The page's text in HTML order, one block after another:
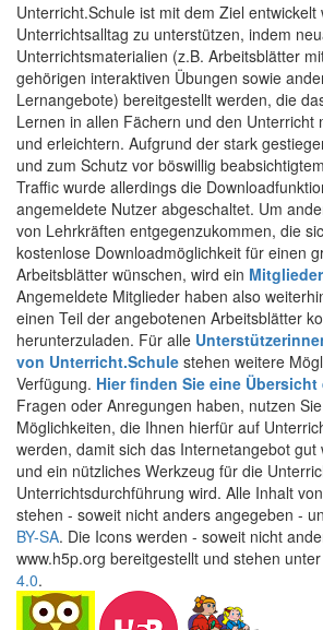
Unterricht.Schule ist mit dem Ziel
Unterrichtsalltag zu unterstützen, indem
Unterrichtsmaterialien (z.B. Arbeitsblätter
gehörigen interaktiven Übungen sowie
Lernangebote) bereitgestellt werden, die
Lernen in allen Fächern und den Unterricht
und erleichtern. Aufgrund der stark
und zum Schutz vor böswillig
Traffic wurde allerdings die
angemeldete Nutzer abgeschaltet. Um
von Lehrkräften entgegenzukommen, die
kostenlose Downloadmöglichkeit für einen
Arbeitsblätter wünschen, wird ein
Angemeldete Mitglieder haben also
einen Teil der angebotenen Arbeitsblätter
herunterzuladen. Für alle
von Unterricht.Schule stehen weitere
Verfügung. Hier finden Sie eine Übersicht
Fragen oder Anregungen haben, nutzen
Möglichkeiten, die Ihnen hierfür auf
werden, damit sich das Internetangebot gut
und ein nützliches Werkzeug für die
Unterrichtsdurchführung wird. Alle Inhalt
stehen - soweit nicht anders angegeben -
BY-SA. Die Icons werden - soweit nicht
www.h5p.org bereitgestellt und stehen
4.0.